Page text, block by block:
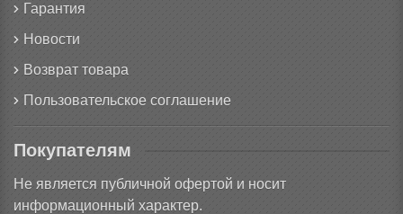
Гарантия
Новости
Возврат товара
Пользовательское соглашение
Покупателям
Не является публичной офертой и носит
информационный характер.